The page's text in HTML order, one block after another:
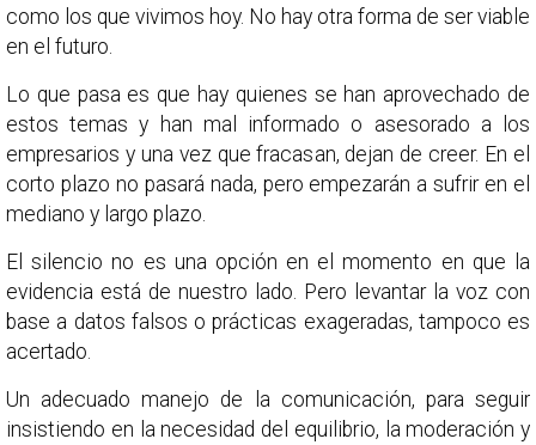
como los que vivimos hoy. No hay otra forma de ser viable
en el futuro.
Lo que pasa es que hay quienes se han aprovechado de
estos temas y han mal informado o asesorado a los
empresarios y una vez que fracasan, dejan de creer. En el
corto plazo no pasará nada, pero empezarán a sufrir en el
mediano y largo plazo.
El silencio no es una opción en el momento en que la
evidencia está de nuestro lado. Pero levantar la voz con
base a datos falsos o prácticas exageradas, tampoco es
acertado.
Un adecuado manejo de la comunicación, para seguir
insistiendo en la necesidad del equilibrio, la moderación y